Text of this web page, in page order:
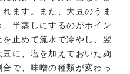
ます。また、大豆のうま
半蒸しにするのがポイン
止めて流水で冷やし、翌
に、塩を加えておいた麹
で、味噌の種類が変わっ